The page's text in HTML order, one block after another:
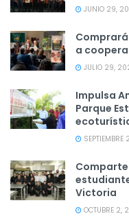
JUNIO 29,
a
JULIO 29,
Impulsa
Parque
Victoria
OCTUBRE 2,